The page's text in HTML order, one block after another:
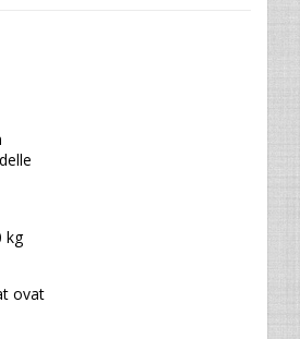
kg
ovat